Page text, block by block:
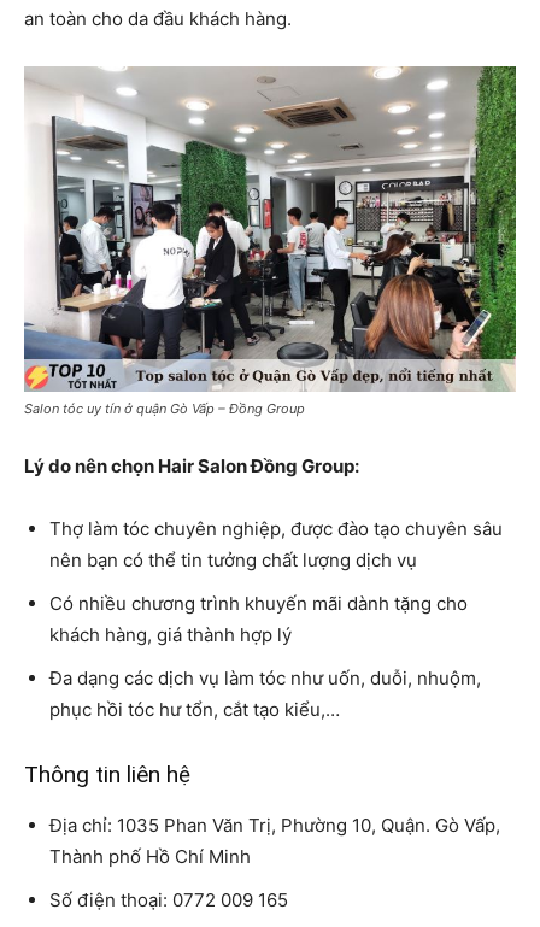
an toàn cho da đầu khách hàng.
Salon tóc uy tín ở quận Gò Vấp – Đồng Group
Lý do nên chọn Hair Salon Đồng Group:
Thợ làm tóc chuyên nghiệp, được đào tạo chuyên sâu
nên bạn có thể tin tưởng chất lượng dịch vụ
Có nhiều chương trình khuyến mãi dành tặng cho
khách hàng, giá thành hợp lý
Đa dạng các dịch vụ làm tóc như uốn, duỗi, nhuộm,
phục hồi tóc hư tổn, cắt tạo kiểu,…
Thông tin liên hệ
Địa chỉ: 1035 Phan Văn Trị, Phường 10, Quận. Gò Vấp,
Thành phố Hồ Chí Minh
Số điện thoại: 0772 009 165